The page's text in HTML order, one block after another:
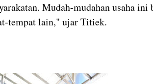
Mudah-mudahan usaha
tempat lain," ujar Titiek.